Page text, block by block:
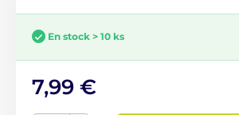
En stock > 10 ks
7,99 €